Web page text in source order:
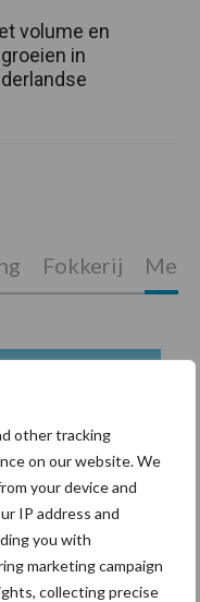
other tracking
on our website. We
your device and
IP address and
you with
marketing campaign
collecting precise
volume en
in
Fokkerij